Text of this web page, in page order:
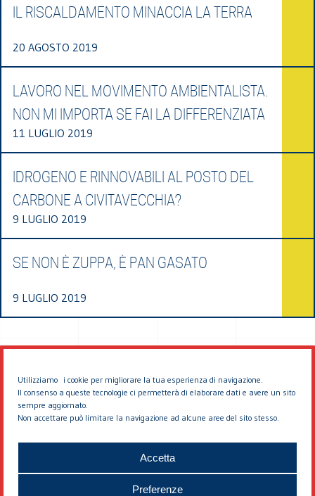
Utilizziamo i cookie per migliorare la tua esperienza di navigazione.
Il consenso a queste tecnologie ci permetterà di elaborare dati e avere un sito
sempre aggiornato.
Non accettare può limitare la navigazione ad alcune aree del sito stesso.
Accetta
Preferenze
IL RISCALDAMENTO MINACCIA LA TERRA
20 AGOSTO 2019
LAVORO NEL MOVIMENTO AMBIENTALISTA.
NON MI IMPORTA SE FAI LA DIFFERENZIATA
11 LUGLIO 2019
IDROGENO E RINNOVABILI AL POSTO DEL
CARBONE A CIVITAVECCHIA?
9 LUGLIO 2019
SE NON È ZUPPA, È PAN GASATO
9 LUGLIO 2019
© 2026 EDDYBURG